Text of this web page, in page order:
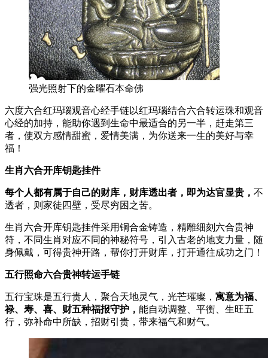
强光照射下的金曜石本命佛
六度六合红玛瑙观音心经手链以红玛瑙结合六合转运珠和观音
心经的加持，能助你遇到生命中最适合的另一半，赶走第三
者，使双方感情甜蜜，爱情美满，为你送来一生的美好与幸
福！
生肖六合开库钥匙挂件
每个人都有属于自己的财库，财库透出者，即为达官显贵， 不
透者，则家徒四壁，受尽穷困之苦。
生肖六合开库钥匙挂件采用铜合金铸造，精雕细刻六合贵神
符，不同生肖对应不同的神秘符号，引入古老的地支力量，随
身佩戴，可得贵神开路，帮你打开财库，打开通往成功之门！
五行照命六合贵神转运手链
五行宝珠是五行贵人，聚合天地灵气，光芒璀璨， 寓意为福、
禄、寿、喜、财五种福报守护， 能自动调整、平衡、生旺五
行，弥补命中所缺，招财引贵，带来福气和财气。